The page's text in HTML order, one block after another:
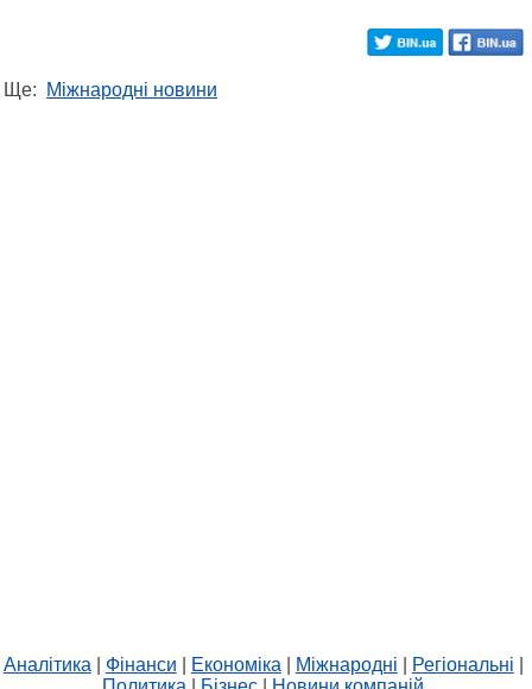
Ще: Міжнародні новини
Аналітика Фінанси Економіка Міжнародні Регіональні